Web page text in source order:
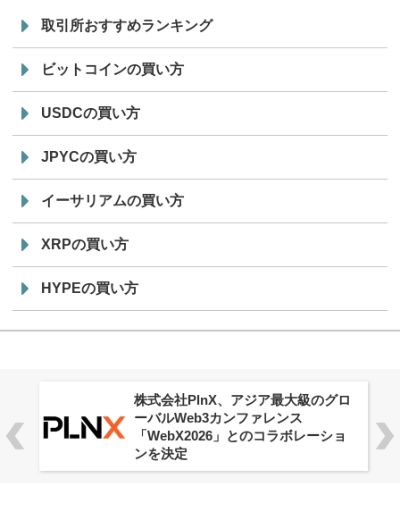
取引所おすすめランキング
ビットコインの買い方
USDCの買い方
JPYCの買い方
イーサリアムの買い方
XRPの買い方
HYPEの買い方
株式会社PlnX、アジア最大級のグロ
ーバルWeb3カンファレンス
「WebX2026」とのコラボレーショ
ンを決定